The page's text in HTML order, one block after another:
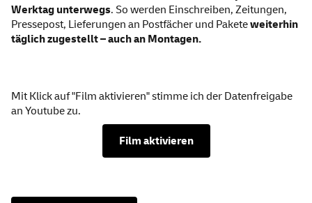
Werktag unterwegs. So werden Einschreiben, Zeitungen,
Pressepost, Lieferungen an Postfächer und Paketeweiterhin
täglich zugestellt – auch an Montagen.
Mit Klick auf "Film aktivieren" stimme ich der Datenfreigabe
an Youtube zu.
Film aktivieren